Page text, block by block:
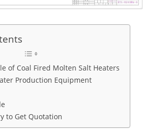
of Coal Fired Molten Salt Heaters
Production Equipment
to Get Quotation